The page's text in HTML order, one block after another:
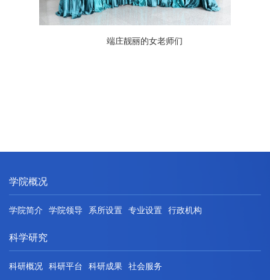
端庄靓丽的女老师们
学院概况
学院简介 学院领导 系所设置 专业设置 行政机构
科学研究
科研概况 科研平台 科研成果 社会服务